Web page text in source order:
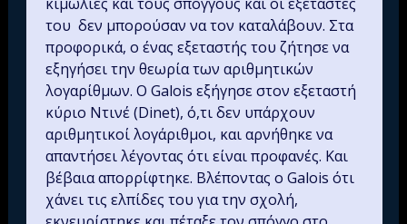
του δεν μπορούσαν να τον καταλάβουν. Στα
προφορικά, ο ένας εξεταστής του ζήτησε να
εξηγήσει την θεωρία των αριθμητικών
λογαρίθμων. Ο Galois εξήγησε στον εξεταστή
κύριο Ντινέ (Dinet), ό,τι δεν υπάρχουν
αριθμητικοί λογάριθμοι, και αρνήθηκε να
απαντήσει λέγοντας ότι είναι προφανές. Και
βέβαια απορρίφτηκε. Βλέποντας ο Galois ότι
χάνει τις ελπίδες του για την σχολή,